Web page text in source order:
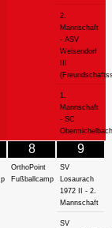
2.
Mannschaft
- ASV
Weisendorf
1.
Mannschaft
- SC
Obermichelbach
8
OrthoPoint
Fußballcamp
9
SV
Losaurach
1972 II - 2.
Mannschaft
SV